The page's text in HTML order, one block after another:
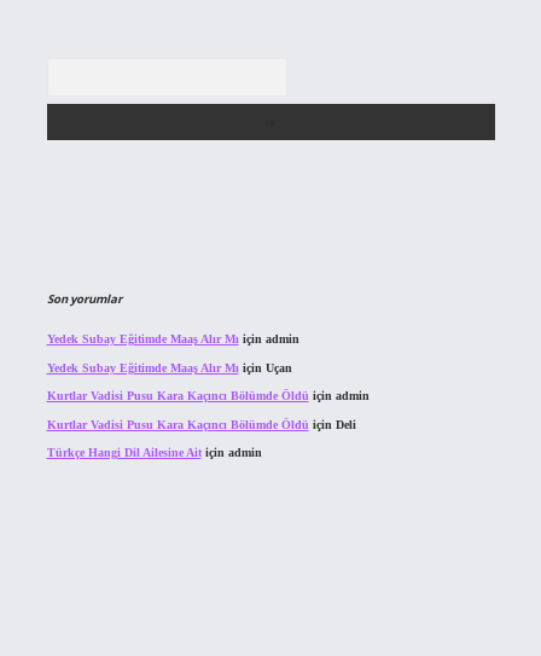
Son yorumlar
Yedek Subay Eğitimde Maaş Alır Mı için admin
Yedek Subay Eğitimde Maaş Alır Mı için Uçan
Kurtlar Vadisi Pusu Kara Kaçıncı Bölümde Öldü için admin
Kurtlar Vadisi Pusu Kara Kaçıncı Bölümde Öldü için Deli
Türkçe Hangi Dil Ailesine Aitiçin admin